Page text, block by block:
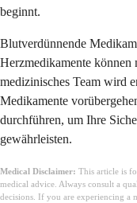
beginnt.
Blutverdünnende
Herzmedikamente
medizinisches Team wird
Medikamente
durchführen, um Ihre
gewährleisten.
Medical Disclaimer: This article is
medical advice. Always consult a
decisions. If you are experiencing a